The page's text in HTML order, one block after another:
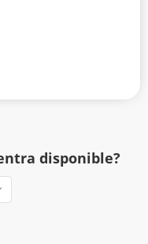
disponible?